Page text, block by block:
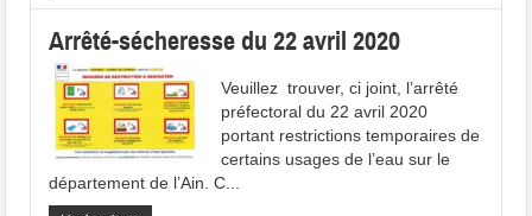
Arrêté-sécheresse du 22 avril 2020
Veuillez trouver, ci joint, l’arrêté
préfectoral du 22 avril 2020
portant restrictions temporaires de
certains usages de l’eau sur le
département de l’Ain. C...